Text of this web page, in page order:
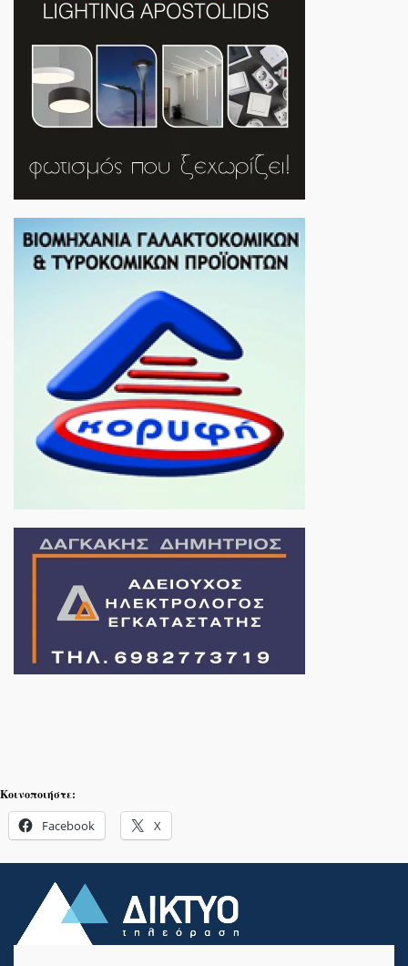
Κοινοποιήστε:
Facebook X